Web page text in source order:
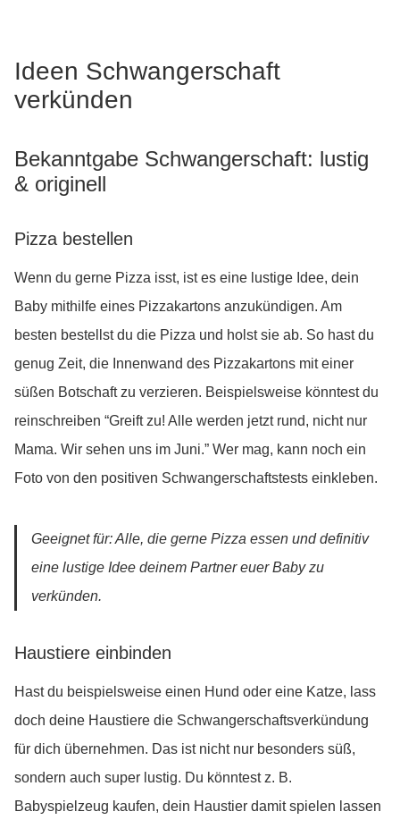
Ideen Schwangerschaft
verkünden
Bekanntgabe Schwangerschaft: lustig
& originell
Pizza bestellen
Wenn du gerne Pizza isst, ist es eine lustige Idee, dein
Baby mithilfe eines Pizzakartons anzukündigen. Am
besten bestellst du die Pizza und holst sie ab. So hast du
genug Zeit, die Innenwand des Pizzakartons mit einer
süßen Botschaft zu verzieren. Beispielsweise könntest du
reinschreiben “Greift zu! Alle werden jetzt rund, nicht nur
Mama. Wir sehen uns im Juni.” Wer mag, kann noch ein
Foto von den positiven Schwangerschaftstests einkleben.
Geeignet für: Alle, die gerne Pizza essen und definitiv
eine lustige Idee deinem Partner euer Baby zu
verkünden.
Haustiere einbinden
Hast du beispielsweise einen Hund oder eine Katze, lass
doch deine Haustiere die Schwangerschaftsverkündung
für dich übernehmen. Das ist nicht nur besonders süß,
sondern auch super lustig. Du könntest z. B.
Babyspielzeug kaufen, dein Haustier damit spielen lassen